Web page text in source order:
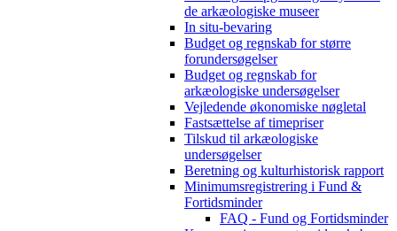
de arkæologiske museer
In situ-bevaring
Budget og regnskab for større
forundersøgelser
Budget og regnskab for
arkæologiske undersøgelser
Vejledende økonomiske nøgletal
Fastsættelse af timepriser
Tilskud til arkæologiske
undersøgelser
Beretning og kulturhistorisk rapport
Minimumsregistrering i Fund &
Fortidsminder
FAQ - Fund og Fortidsminder